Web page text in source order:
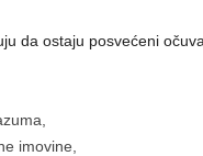
da ostaju posvećeni
imovine,